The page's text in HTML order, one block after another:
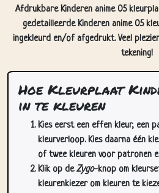
Afdrukbare Kinderen anime 05
gedetailleerde Kinderen anime 05
ingekleurd en/of afgedrukt. Veel
tekening!
Hoe Kleurplaat
in te kleuren
Kies eerst een effen kleur, een
kleurverloop. Kies daarna één
of twee kleuren voor patronen
Klik op deZygo-knop om
kleurenkiezer om kleuren te